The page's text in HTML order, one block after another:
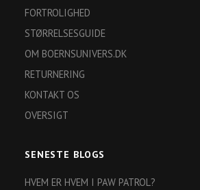
FORTROLIGHED
STØRRELSESGUIDE
OM BOERNSUNIVERS.DK
RETURNERING
KONTAKT OS
OVERSIGT
SENESTE BLOGS
HVEM ER HVEM I PAW PATROL?